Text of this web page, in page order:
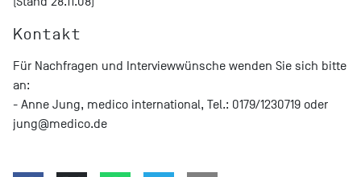
Kontakt
Für Nachfragen und Interviewwünsche wenden Sie sich bitte
an:
- Anne Jung, medico international, Tel.: 0179/1230719 oder
jung@medico.de